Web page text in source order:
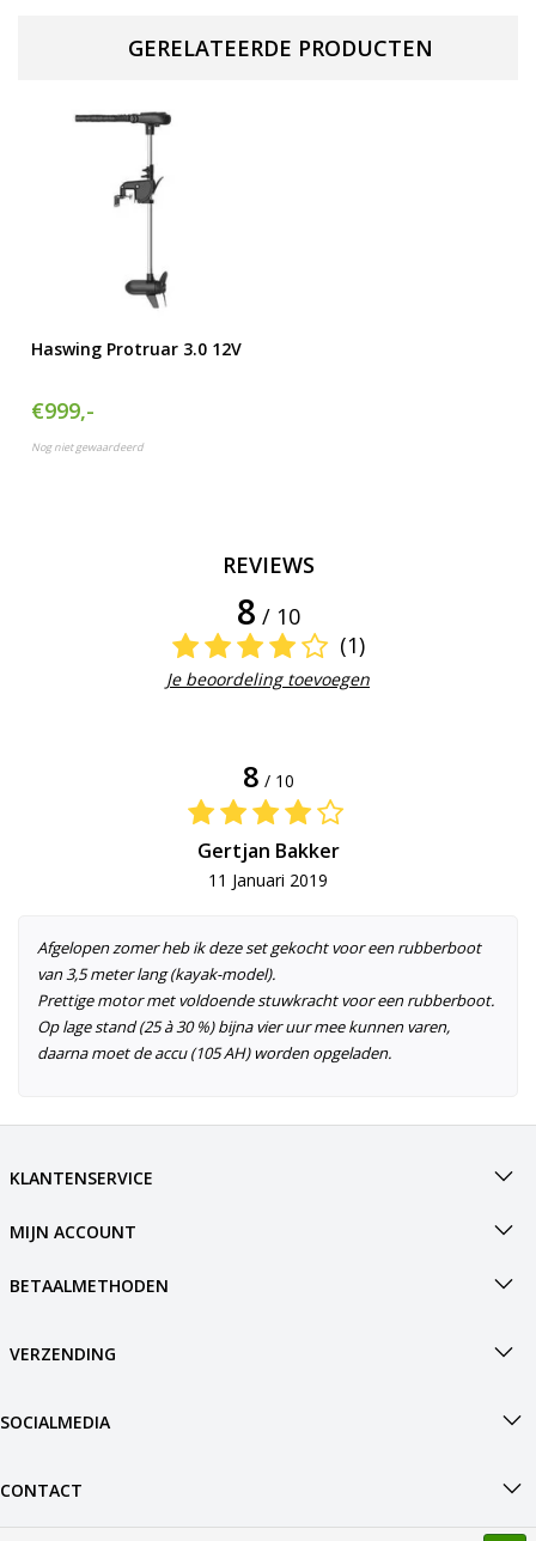
GERELATEERDE PRODUCTEN
Haswing Protruar 3.0 12V
€999,-
Nog niet gewaardeerd
REVIEWS
8 / 10
(1)
Je beoordeling toevoegen
8 / 10
Gertjan Bakker
11 Januari 2019
Afgelopen zomer heb ik deze set gekocht voor een rubberboot
van 3,5 meter lang (kayak-model).
Prettige motor met voldoende stuwkracht voor een rubberboot.
Op lage stand (25 à 30 %) bijna vier uur mee kunnen varen,
daarna moet de accu (105 AH) worden opgeladen.
KLANTENSERVICE
MIJN ACCOUNT
BETAALMETHODEN
VERZENDING
SOCIALMEDIA
CONTACT